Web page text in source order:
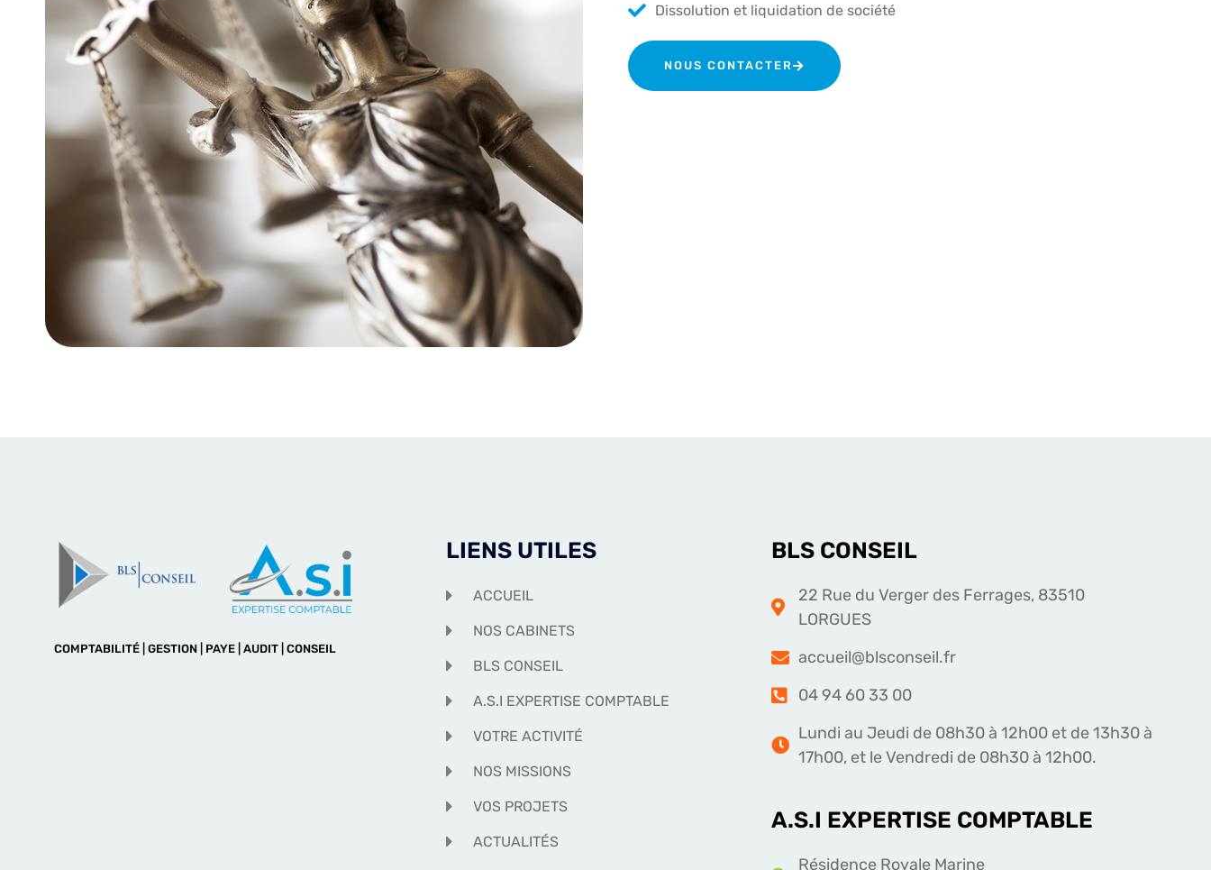
Dissolution et liquidation de société
NOUS CONTACTER
COMPTABILITÉ | GESTION | PAYE | AUDIT | CONSEIL
LIENS UTILES
ACCUEIL
NOS CABINETS
BLS CONSEIL
A.S.I EXPERTISE COMPTABLE
VOTRE ACTIVITÉ
NOS MISSIONS
VOS PROJETS
ACTUALITÉS
BLS CONSEIL
22 Rue du Verger des Ferrages, 83510
LORGUES
accueil@blsconseil.fr
04 94 60 33 00
Lundi au Jeudi de 08h30 à 12h00 et de 13h30 à
17h00, et le Vendredi de 08h30 à 12h00.
A.S.I EXPERTISE COMPTABLE
Résidence Royale Marine